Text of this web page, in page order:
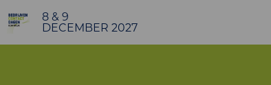
8 & 9
DECEMBER 2027